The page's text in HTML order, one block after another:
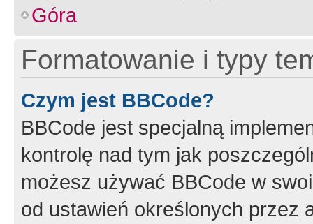
Góra
Formatowanie i typy
Czym jest BBCode?
BBCode jest specjalną
kontrolę nad tym jak
możesz używać BBCode w
od ustawień określonych przez